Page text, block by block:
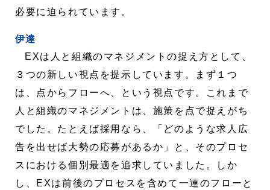
必要に迫られています。
伊達
EXは人と組織のマネジメントの捉え方として、
３つの新しい視点を提示しています。まず１つ
は、点からフローへ、という視点です。これまで
人と組織のマネジメントは、施策を点で捉えがち
でした。たとえば採用なら、「どのような求人広
告を出せば大勢の応募があるか」と、そのプロセ
スにおける個別最適を追求していました。しか
し、EXは前後のプロセスを含めて一連のフローと